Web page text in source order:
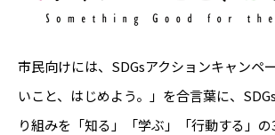
市民向けには、SDGsアクションキャンペ
いこと、はじめよう。」を合言葉に、
り組みを「知る」「学ぶ」「行動する」